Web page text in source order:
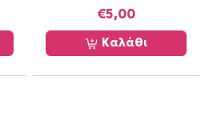
€5,00
Καλάθι